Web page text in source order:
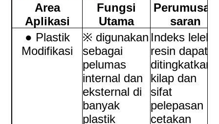
Area
Aplikasi
Fungsi
Utama
Perumusan
saran
● Plastik
Modifikasi
※ digunakan
sebagai
pelumas
internal dan
eksternal di
banyak
plastik
Indeks leleh
resin dapat
ditingkatkan,
kilap dan
sifat
pelepasan
cetakan